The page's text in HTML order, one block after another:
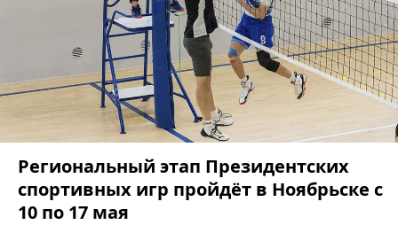
Региональный этап Президентских
спортивных игр пройдёт в Ноябрьске с
10 по 17 мая